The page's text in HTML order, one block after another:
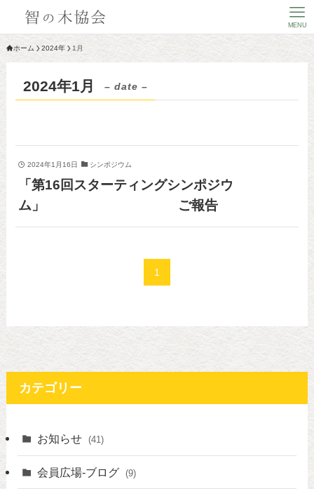
MENU
ホーム 2024年 1月
2024年1月 – date –
2024年1月16日 シンポジウム
「第16回スターティングシンポジウ
ム」 ご報告
1
カテゴリー
お知らせ (41)
会員広場-ブログ (9)